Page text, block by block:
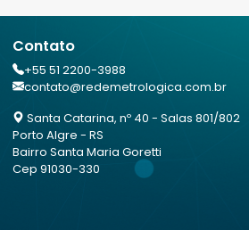
Contato
+55 51 2200-3988
contato@redemetrologica.com.br
Santa Catarina, nº 40 - Salas 801/802
Porto Algre - RS
Bairro Santa Maria Goretti
Cep 91030-330